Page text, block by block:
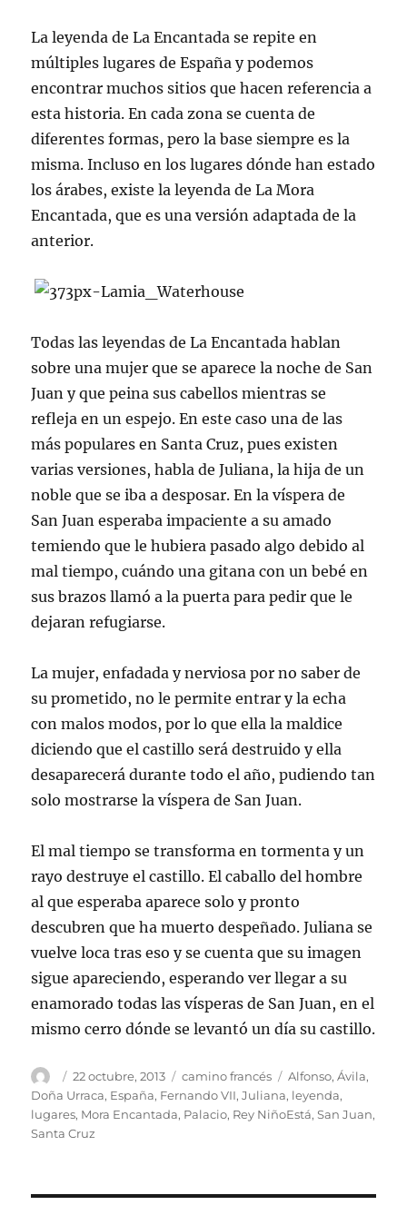
La leyenda de La Encantada se repite en
múltiples lugares de España y podemos
encontrar muchos sitios que hacen referencia a
esta historia. En cada zona se cuenta de
diferentes formas, pero la base siempre es la
misma. Incluso en los lugares dónde han estado
los árabes, existe la leyenda de La Mora
Encantada, que es una versión adaptada de la
anterior.
Todas las leyendas de La Encantada hablan
sobre una mujer que se aparece la noche de San
Juan y que peina sus cabellos mientras se
refleja en un espejo. En este caso una de las
más populares en Santa Cruz, pues existen
varias versiones, habla de Juliana, la hija de un
noble que se iba a desposar. En la víspera de
San Juan esperaba impaciente a su amado
temiendo que le hubiera pasado algo debido al
mal tiempo, cuándo una gitana con un bebé en
sus brazos llamó a la puerta para pedir que le
dejaran refugiarse.
La mujer, enfadada y nerviosa por no saber de
su prometido, no le permite entrar y la echa
con malos modos, por lo que ella la maldice
diciendo que el castillo será destruido y ella
desaparecerá durante todo el año, pudiendo tan
solo mostrarse la víspera de San Juan.
El mal tiempo se transforma en tormenta y un
rayo destruye el castillo. El caballo del hombre
al que esperaba aparece solo y pronto
descubren que ha muerto despeñado. Juliana se
vuelve loca tras eso y se cuenta que su imagen
sigue apareciendo, esperando ver llegar a su
enamorado todas las vísperas de San Juan, en el
mismo cerro dónde se levantó un día su castillo.
Autor
Publicado
el
22 octubre, 2013 Categorías
camino francés Etiquetas
Alfonso,Ávila,
Doña Urraca, España, Fernando VII,Juliana, leyenda,
lugares, Mora Encantada, Palacio, Rey NiñoEstá,San Juan,
Santa Cruz